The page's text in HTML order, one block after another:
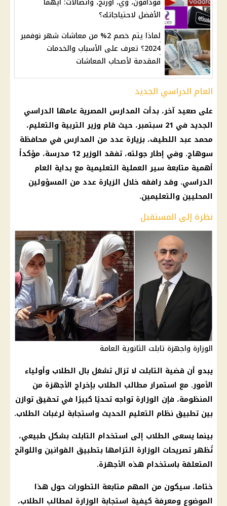
الأفضل لاحتياجاتك؟
لماذا يتم خصم 2% من معاشات شهر نوفمبر
2024؟ تعرف على الأسباب والخدمات
المقدمة لأصحاب المعاشات
العام الدراسي الجديد
على صعيد آخر، بدأت المدارس المصرية عامها الدراسي
الجديد في 21
سبتمبر، حيث قام وزير التربية والتعليم،
محمد عبد اللطيف، بزيارة عدد من المدارس في محافظة
سوهاج
. وفي إطار جولته، تفقد الوزير 12 مدرسة، مؤكداً
أهمية متابعة سيرالعملية التعليمية مع بداية العام
الدراسي. وقد رافقه خلال الزيارة عدد من المسؤولين
المحليين والتعليمين.
نظرة إلى المستقبل
الوزارة واجهزة تابلت الثانوية العامة
يبدو أن قضية التابلت لا تزال تشغل بال الطلاب وأولياء
الأمور. مع استمرار مطالب الطلاب بإخراج الأجهزة من
المنظومة، فإن الوزارة تواجه تحديًا كبيرًا في تحقيق توازن
بين تطبيق نظام التعليم الحديث واستجابة لرغبات الطلاب.
بينما يسعى الطلاب إلى استخدام التابلت بشكل طبيعي،
تُظهر تصريحات الوزارة التزامها بتطبيق القوانين واللوائح
المتعلقة باستخدام هذه الأجهزة.
ختاما، سيكون من المهم متابعة التطورات حول هذا
الموضوع ومعرفة كيفية استجابة الوزارة لمطالب الطلاب،